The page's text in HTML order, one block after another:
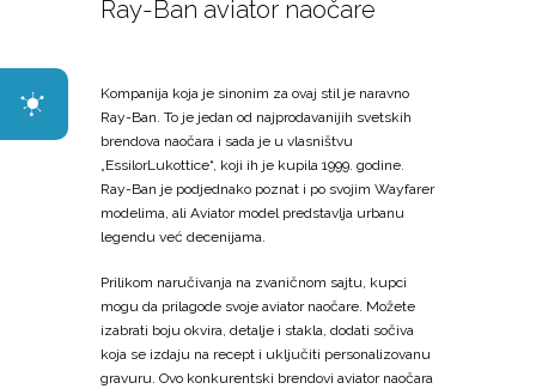
Ray-Ban aviator naočare
Kompanija koja je sinonim za ovaj stil je naravno
Ray-Ban. To je jedan od najprodavanijih svetskih
brendova naočara i sada je u vlasništvu
„EssilorLukottice“, koji ih je kupila 1999. godine.
Ray-Ban je podjednako poznat i po svojim Wayfarer
modelima, ali Aviator model predstavlja urbanu
legendu već decenijama.
Prilikom naručivanja na zvaničnom sajtu, kupci
mogu da prilagode svoje aviator naočare. Možete
izabrati boju okvira, detalje i stakla, dodati sočiva
koja se izdaju na recept i uključiti personalizovanu
gravuru. Ovo konkurentski brendovi aviator naočara